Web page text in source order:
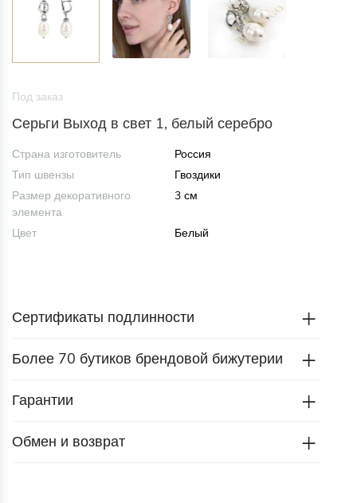
Под заказ
Серьги Выход в свет 1, белый серебро
Страна изготовитель
Россия
Тип швензы
Гвоздики
Размер декоративного
элемента
3 см
Цвет Белый
Сертификаты подлинности
Более 70 бутиков брендовой бижутерии
Гарантии
Обмен и возврат